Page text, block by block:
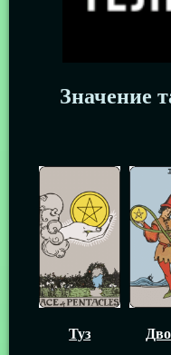
Значение
Туз